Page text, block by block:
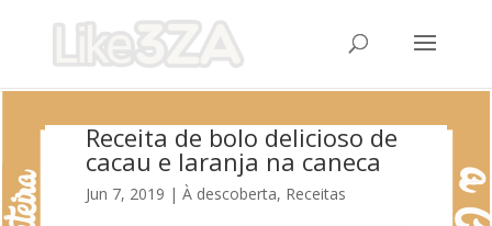
Receita de bolo delicioso de
cacau e laranja na caneca
Jun 7, 2019 | À descoberta, Receitas